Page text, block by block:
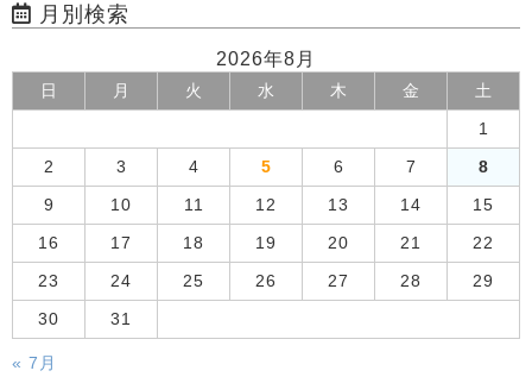
月別検索
2026年8月
日 月 火 水 木 金 土
1
2 3 4 5 6 7 8
9 10 11 12 13 14 15
16 17 18 19 20 21 22
23 24 25 26 27 28 29
30 31
« 7月